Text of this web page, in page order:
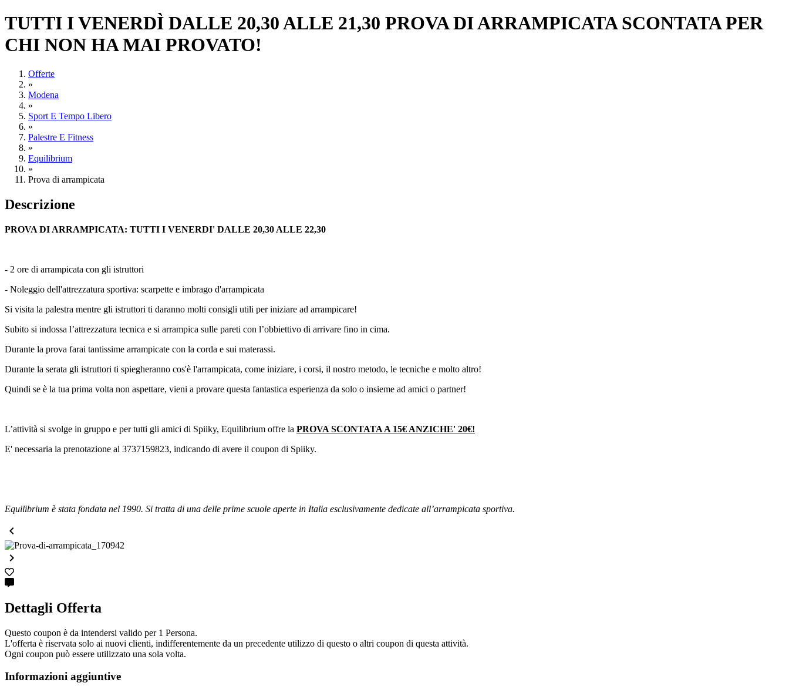
TUTTI I VENERDÌ DALLE 20,30 ALLE 21,30 PROVA DI ARRAMPICATA SCONTATA PER
CHI NON HA MAI PROVATO!
Offerte
»
Modena
»
Sport E Tempo Libero
»
Palestre E Fitness
»
Equilibrium
»
Prova di arrampicata
Descrizione
PROVA DI ARRAMPICATA: TUTTI I VENERDI' DALLE 20,30 ALLE 22,30
- 2 ore di arrampicata con gli istruttori
- Noleggio dell'attrezzatura sportiva: scarpette e imbrago d'arrampicata
Si visita la palestra mentre gli istruttori ti daranno molti consigli utili per iniziare ad arrampicare!
Subito si indossa l’attrezzatura tecnica e si arrampica sulle pareti con l’obbiettivo di arrivare fino in cima.
Durante la prova farai tantissime arrampicate con la corda e sui materassi.
Durante la serata gli istruttori ti spiegheranno cos'è l'arrampicata, come iniziare, i corsi, il nostro metodo, le tecniche e molto altro!
Quindi se è la tua prima volta non aspettare, vieni a provare questa fantastica esperienza da solo o insieme ad amici o partner!
L’attività si svolge in gruppo e per tutti gli amici di Spiiky, Equilibrium offre la PROVA SCONTATA A 15€ ANZICHE' 20€!
E' necessaria la prenotazione al 3737159823, indicando di avere il coupon di Spiiky.
Equilibrium è stata fondata nel 1990. Si tratta di una delle prime scuole aperte in Italia esclusivamente dedicate all’arrampicata sportiva.


Dettagli Offerta
Questo coupon è da intendersi valido per 1 Persona.
L'offerta è riservata solo ai nuovi clienti, indifferentemente da un precedente utilizzo di questo o altri coupon di questa attività.
Ogni coupon può essere utilizzato una sola volta.
Informazioni aggiuntive